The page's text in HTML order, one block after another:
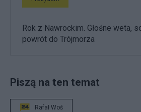
Rok z Nawrockim. Głośne weta,
powrót do Trójmorza
Piszą na ten temat
Rafał Woś